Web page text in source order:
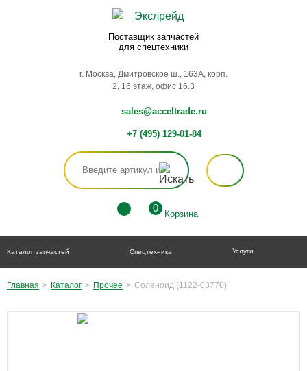
Поставщик запчастей
для спецтехники
г. Москва, Дмитровское ш., 163А, корп.
2, 16 этаж, офис 16.3
sales@acceltrade.ru
+7 (495) 129-01-84
0
Корзина
Каталог запчастей Спецтехника Услуги
Главная > Каталог > Прочее > Соленоид (1122-03770)